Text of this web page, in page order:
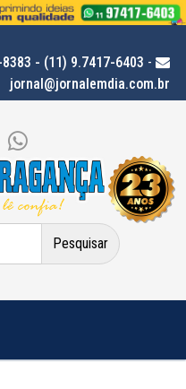
- (11) 9.7417-6403 -
jornal@jornalemdia.com.br